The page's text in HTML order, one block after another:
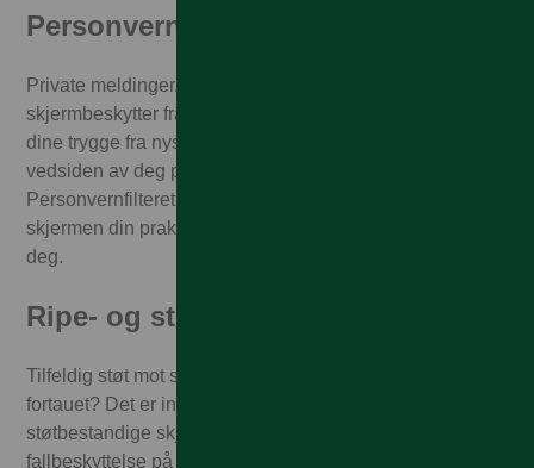
Personvernfilter
Private meldinger. Bankinformasjon. Pin-koder. Med
skjermbeskytter fra PanzerGlass er hemmelighetene
dine trygge fra nysgjerrig øyne på folk som sitter
vedsiden av deg på toget, på bussen eller på kontoret.
Personvernfilteret er designet for å gjøre innhold på
skjermen din praktisk talt usynlig for alle andre unntatt
deg.
Ripe- og støvbestandig
Tilfeldig støt mot skarpe kanter eller mistet mobilen på
fortauet? Det er ingen match for denne ripe- og
støtbestandige skjermbeskytteren som i tillegg gir
fallbeskyttelse på høyt nivå. I tillegg har den et flekkfritt